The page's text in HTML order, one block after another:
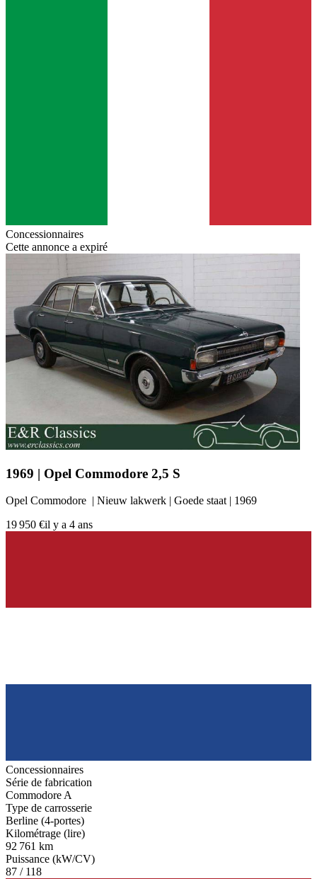
Concessionnaires
Cette annonce a expiré
1969 | Opel Commodore 2,5 S
Opel Commodore | Nieuw lakwerk | Goede staat | 1969
19 950 €il y a 4 ans
Concessionnaires
Série de fabrication
Commodore A
Type de carrosserie
Berline (4-portes)
Kilométrage (lire)
92 761 km
Puissance (kW/CV)
87 / 118